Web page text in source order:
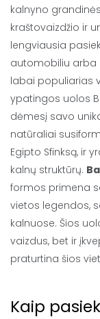
kalnyno
kraštovaizdžio ir
lengviausia
automobiliu arba
labai populiarias
ypatingos uolos
dėmesį savo
natūraliai
Egipto Sfinksą, ir
kalnų struktūrų.
formos primena
vietos legendos,
kalnuose. Šios
vaizdus, bet ir
praturtina šios
Kaip